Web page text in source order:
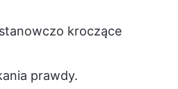
kroczące
prawdy.